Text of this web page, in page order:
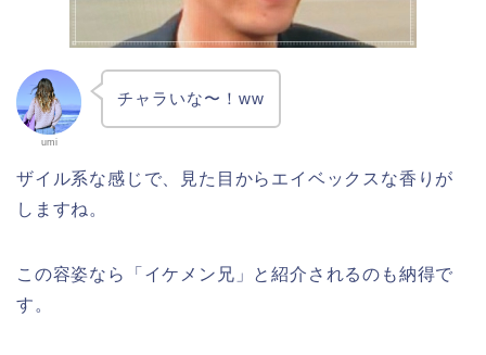
umi
チャラいな〜！ww
ザイル系な感じで、見た目からエイベックスな香りが
しますね。
この容姿なら「イケメン兄」と紹介されるのも納得で
す。